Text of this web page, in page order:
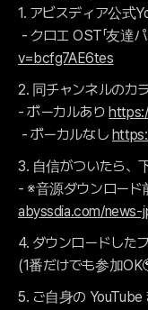
1. アビスディア公式
- クロエ OST「友達
v=bcfg7AE6tes
2. 同チャンネルのカ
- ボーカルあり
- ボーカルなし
3. 自信がついたら、
- ※音源ダウンロード
abyssdia.com/
4. ダウンロードした
(1番だけでも参加
5. ご自身の